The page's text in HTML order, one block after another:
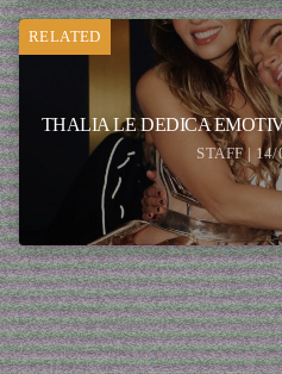
RELATED
THALIA LE DEDICA
STAFF |